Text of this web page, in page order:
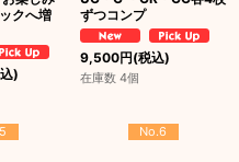
クへ増
)
ずつコンプ
9,500円(税込)
在庫数 4個
No.6